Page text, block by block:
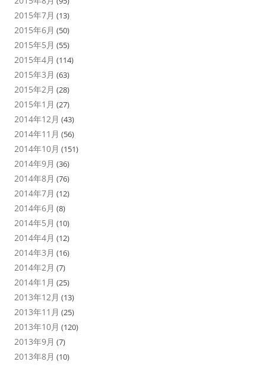
2015年7月 (13)
2015年6月 (50)
2015年5月 (55)
2015年4月 (114)
2015年3月 (63)
2015年2月 (28)
2015年1月 (27)
2014年12月 (43)
2014年11月 (56)
2014年10月 (151)
2014年9月 (36)
2014年8月 (76)
2014年7月 (12)
2014年6月 (8)
2014年5月 (10)
2014年4月 (12)
2014年3月 (16)
2014年2月 (7)
2014年1月 (25)
2013年12月 (13)
2013年11月 (25)
2013年10月 (120)
2013年9月 (7)
2013年8月 (10)